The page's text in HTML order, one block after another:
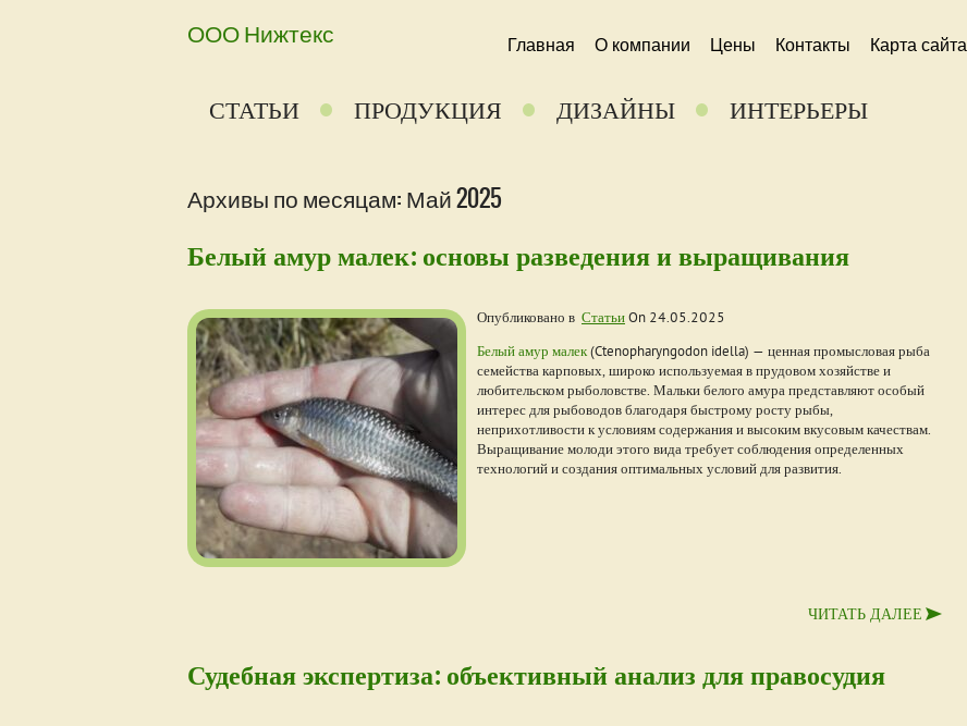
ООО Нижтекс Главная О компании Цены Контакты Карта сайта
СТАТЬИ ПРОДУКЦИЯ ДИЗАЙНЫ ИНТЕРЬЕРЫ
Архивы по месяцам: Май 2025
Белый амур малек: основы разведения и выращивания
Опубликовано в СтатьиOn 24.05.2025
Белый амур малек(Ctenopharyngodon idella) — ценная промысловая рыба
семейства карповых, широко используемая в прудовом хозяйстве и
любительском рыболовстве. Мальки белого амура представляют особый
интерес для рыбоводов благодаря быстрому росту рыбы,
неприхотливости к условиям содержания и высоким вкусовым качествам.
Выращивание молоди этого вида требует соблюдения определенных
технологий и создания оптимальных условий для развития.
ЧИТАТЬ ДАЛЕЕ
Судебная экспертиза: объективный анализ для правосудия